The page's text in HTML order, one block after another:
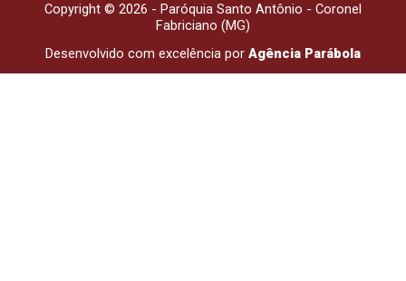
Copyright © 2026 - Paróquia Santo Antônio - Coronel
Fabriciano (MG)
Desenvolvido com excelência por Agência Parábola